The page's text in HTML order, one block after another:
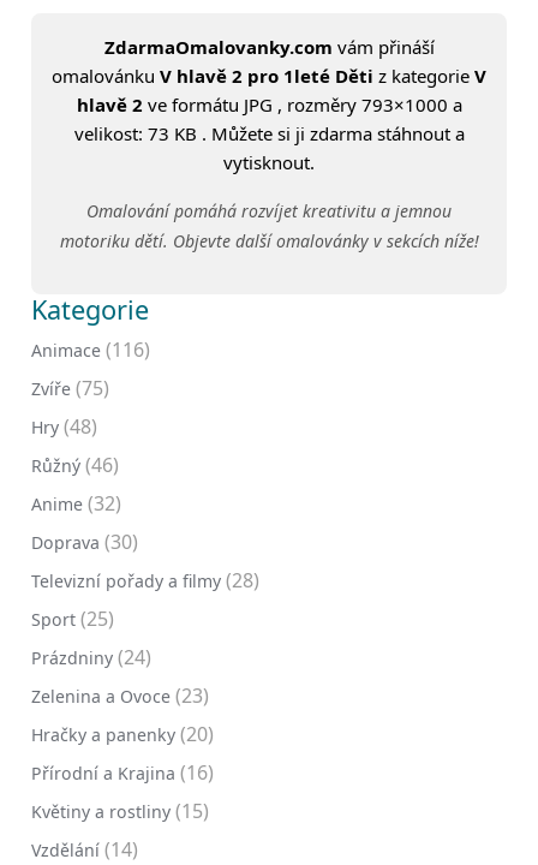
ZdarmaOmalovanky.com vám přináší
omalovánku V hlavě 2 pro 1leté Děti z kategorie V
hlavě 2 ve formátu JPG , rozměry 793×1000 a
velikost: 73 KB . Můžete si ji zdarma stáhnout a
vytisknout.
Omalování pomáhá rozvíjet kreativitu a jemnou
motoriku dětí. Objevte další omalovánky v sekcích níže!
Kategorie
Animace (116)
Zvíře (75)
Hry (48)
Růžný (46)
Anime (32)
Doprava (30)
Televizní pořady a filmy (28)
Sport (25)
Prázdniny (24)
Zelenina a Ovoce (23)
Hračky a panenky (20)
Přírodní a Krajina (16)
Květiny a rostliny (15)
Vzdělání (14)